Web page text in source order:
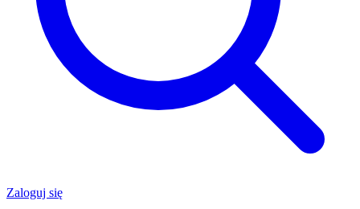
Zaloguj się